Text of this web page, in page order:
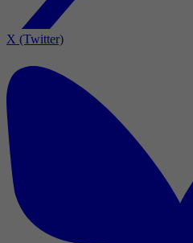
X (Twitter)